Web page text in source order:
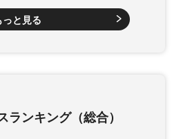
っと見る
ランキング（総合）